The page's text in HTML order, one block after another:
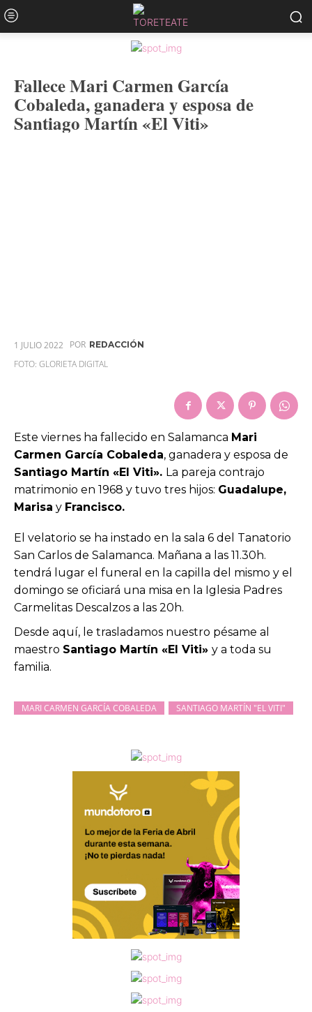
Fallece Mari Carmen García
Cobaleda, ganadera y esposa de
Santiago Martín «El Viti»
1 JULIO 2022 POR REDACCIÓN
FOTO: GLORIETA DIGITAL
Este viernes ha fallecido en Salamanca Mari
Carmen García Cobaleda, ganadera y esposa de
Santiago Martín «El Viti». La pareja contrajo
matrimonio en 1968 y tuvo tres hijos: Guadalupe,
Marisa y Francisco.
El velatorio se ha instado en la sala 6 del Tanatorio
San Carlos de Salamanca. Mañana a las 11.30h.
tendrá lugar el funeral en la capilla del mismo y el
domingo se oficiará una misa en la Iglesia Padres
Carmelitas Descalzos a las 20h.
Desde aquí, le trasladamos nuestro pésame al
maestro Santiago Martín «El Viti» y a toda su
familia.
MARI CARMEN GARCÍA COBALEDA SANTIAGO MARTÍN "EL VITI"